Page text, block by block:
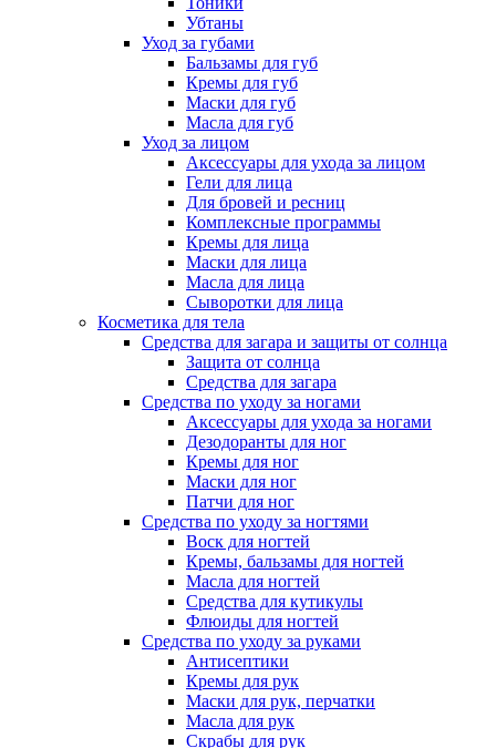
Убтаны
Уход за губами
Бальзамы для губ
Кремы для губ
Маски для губ
Масла для губ
Уход за лицом
Аксессуары для ухода за лицом
Гели для лица
Для бровей и ресниц
Комплексные программы
Кремы для лица
Маски для лица
Масла для лица
Сыворотки для лица
Косметика для тела
Средства для загара и защиты от солнца
Защита от солнца
Средства для загара
Средства по уходу за ногами
Аксессуары для ухода за ногами
Дезодоранты для ног
Кремы для ног
Маски для ног
Патчи для ног
Средства по уходу за ногтями
Воск для ногтей
Кремы, бальзамы для ногтей
Масла для ногтей
Средства для кутикулы
Флюиды для ногтей
Средства по уходу за руками
Антисептики
Кремы для рук
Маски для рук, перчатки
Масла для рук
Скрабы для рук